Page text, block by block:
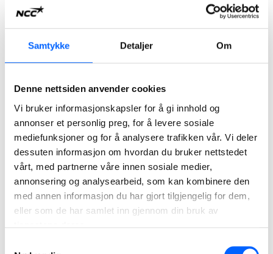
Samtykke Detaljer Om
Denne nettsiden anvender cookies
Vi bruker informasjonskapsler for å gi innhold og
annonser et personlig preg, for å levere sosiale
mediefunksjoner og for å analysere trafikken vår. Vi deler
dessuten informasjon om hvordan du bruker nettstedet
vårt, med partnerne våre innen sosiale medier,
annonsering og analysearbeid, som kan kombinere den
med annen informasjon du har gjort tilgjengelig for dem,
eller som de har samlet inn gjennom din bruk av
alternativt drivstoff er noen eksempler. NCC Industry vil
Kundegrunnlaget for steinmaterialer, asfaltproduksjon,
kommuner og offentlig administrasjon. Privatmarkedet for
asfaltering og levering av steinmaterialer utgjør
størstedelen av kundegrunnlaget. Som kunde vil du dra
nytte av vår nordiske kompetanse som ledende aktør i våre
markeder, en aktør som leverer de rette produktene og
tjenestene til dine prosjekter.
NCC Industry produserer totalt seks millioner tonn asfalt og
25 millioner tonn pukk- og grusmateriale hvert år. Det gjør